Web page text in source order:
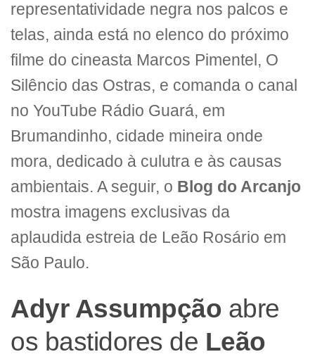
representatividade negra nos palcos e
telas, ainda está no elenco do próximo
filme do cineasta Marcos Pimentel, O
Silêncio das Ostras, e comanda o canal
no YouTube Rádio Guará, em
Brumandinho, cidade mineira onde
mora, dedicado à culutra e às causas
ambientais. A seguir, o Blog do Arcanjo
mostra imagens exclusivas da
aplaudida estreia de Leão Rosário em
São Paulo.
Adyr Assumpção abre
os bastidores de Leão